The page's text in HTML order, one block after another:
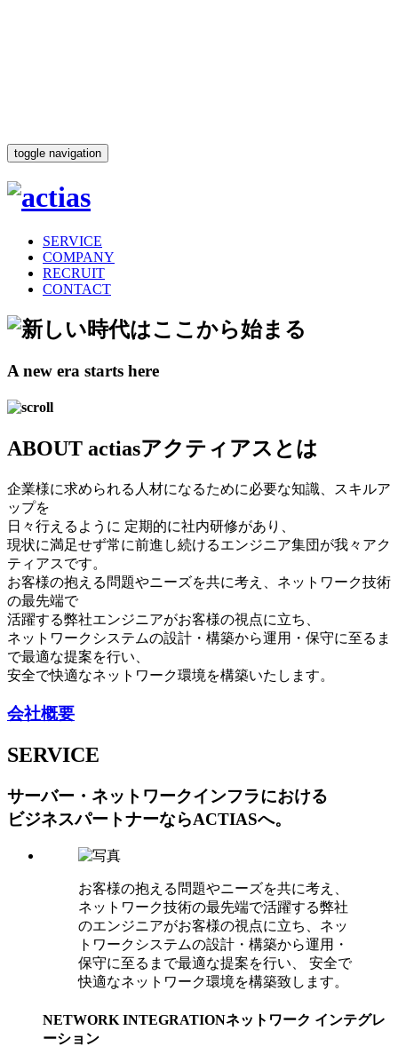
toggle navigation
SERVICE
COMPANY
RECRUIT
CONTACT
A new era starts here
ABOUT actiasアクティアスとは
企業様に求められる人材になるために必要な知識、スキルア
ップを
日々行えるように 定期的に社内研修があり、
現状に満足せず常に前進し続けるエンジニア集団が我々アク
ティアスです。
お客様の抱える問題やニーズを共に考え、ネットワーク技術
の最先端で
活躍する弊社エンジニアがお客様の視点に立ち、
ネットワークシステムの設計・構築から運用・保守に至るま
で最適な提案を行い、
安全で快適なネットワーク環境を構築いたします。
会社概要
SERVICE
サーバー・ネットワークインフラにおける
ビジネスパートナーならACTIASへ。
お客様の抱える問題やニーズを共に考え、
ネットワーク技術の最先端で活躍する弊社
のエンジニアがお客様の視点に立ち、ネッ
トワークシステムの設計・構築から運用・
保守に至るまで最適な提案を行い、 安全で
快適なネットワーク環境を構築致します。
NETWORK INTEGRATIONネットワーク インテグレ
ーション